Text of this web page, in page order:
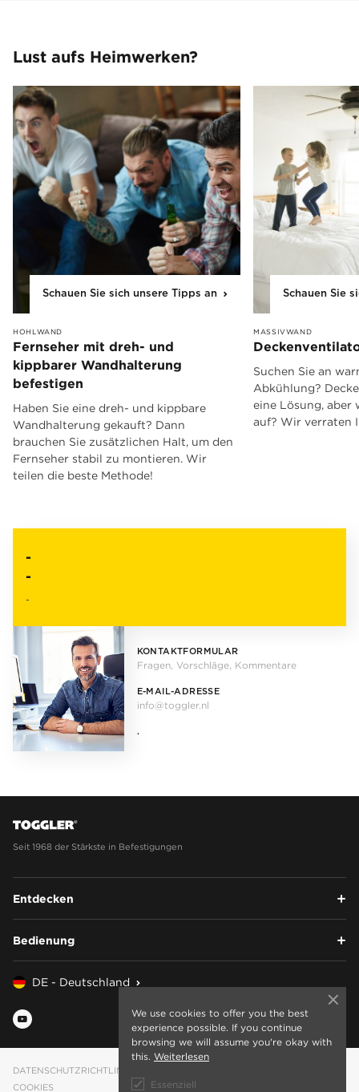
Lust aufs Heimwerken?
Schauen Sie sich unsere Tipps an
HOHLWAND
Fernseher mit dreh- und
kippbarer Wandhalterung
befestigen
Haben Sie eine dreh- und kippbare
Wandhalterung gekauft? Dann
brauchen Sie zusätzlichen Halt, um den
Fernseher stabil zu montieren. Wir
teilen die beste Methode!
Schauen Sie
MASSIVWAND
Suchen Sie an
Abkühlung?
eine Lösung, aber
auf? Wir verraten
-
-
-
KONTAKTFORMULAR
Fragen, Vorschläge, Kommentare
E-MAIL-ADRESSE
info@toggler.nl
.
Seit 1968 der Stärkste in Befestigungen
Entdecken
Bedienung
DE - Deutschland
DATENSCHUTZRICHTLINIE
COOKIES
We use cookies to offer you the best
experience possible. If you continue
browsing we will assume you're okay with
this. Weiterlesen
Essenziell